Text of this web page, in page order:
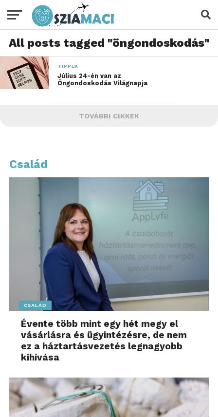
All posts tagged "öngondoskodás"
TIPPEK
Július 24-én van az
Öngondoskodás Világnapja
TOVÁBBI CIKKEK
Család
CSALÁD
Évente több mint egy hét megy el
vásárlásra és ügyintézésre, de nem
ez a háztartásvezetés legnagyobb
kihívása